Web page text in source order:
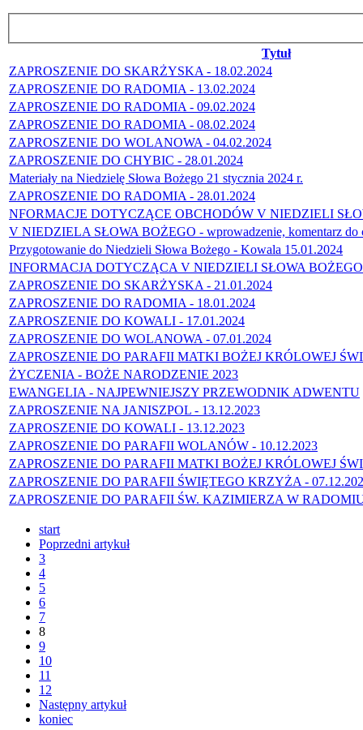
Tytuł
ZAPROSZENIE DO SKARŻYSKA - 18.02.2024
ZAPROSZENIE DO RADOMIA - 13.02.2024
ZAPROSZENIE DO RADOMIA - 09.02.2024
ZAPROSZENIE DO RADOMIA - 08.02.2024
ZAPROSZENIE DO WOLANOWA - 04.02.2024
ZAPROSZENIE DO CHYBIC - 28.01.2024
Materiały na Niedzielę Słowa Bożego 21 stycznia 2024 r.
ZAPROSZENIE DO RADOMIA - 28.01.2024
NFORMACJE DOTYCZĄCE OBCHODÓW V NIEDZIELI
V NIEDZIELA SŁOWA BOŻEGO - wprowadzenie, komentarz do
Przygotowanie do Niedzieli Słowa Bożego - Kowala 15.01.2024
INFORMACJA DOTYCZĄCA V NIEDZIELI SŁOWA BOŻEGO
ZAPROSZENIE DO SKARŻYSKA - 21.01.2024
ZAPROSZENIE DO RADOMIA - 18.01.2024
ZAPROSZENIE DO KOWALI - 17.01.2024
ZAPROSZENIE DO WOLANOWA - 07.01.2024
ZAPROSZENIE DO PARAFII MATKI BOŻEJ KRÓLOWEJ
ŻYCZENIA - BOŻE NARODZENIE 2023
EWANGELIA - NAJPEWNIEJSZY PRZEWODNIK ADWENTU
ZAPROSZENIE NA JANISZPOL - 13.12.2023
ZAPROSZENIE DO KOWALI - 13.12.2023
ZAPROSZENIE DO PARAFII WOLANÓW - 10.12.2023
ZAPROSZENIE DO PARAFII MATKI BOŻEJ KRÓLOWEJ
ZAPROSZENIE DO PARAFII ŚWIĘTEGO KRZYŻA -
ZAPROSZENIE DO PARAFII ŚW. KAZIMIERZA W RADOMIU
start
Poprzedni artykuł
3
4
5
6
7
8
9
10
11
12
Następny artykuł
koniec